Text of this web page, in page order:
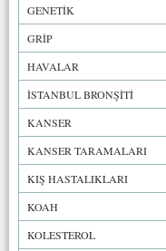
GENETİK
GRİP
HAVALAR
İSTANBUL BRONŞİTİ
KANSER
KANSER TARAMALARI
KIŞ HASTALIKLARI
KOAH
KOLESTEROL